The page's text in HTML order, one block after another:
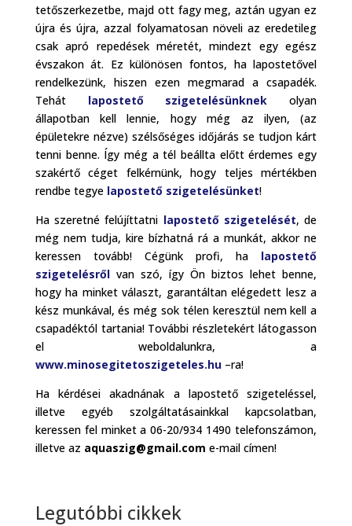
tetőszerkezetbe, majd ott fagy meg, aztán ugyan ez
újra és újra, azzal folyamatosan növeli az eredetileg
csak apró repedések méretét, mindezt egy egész
évszakon át. Ez különösen fontos, ha lapostetővel
rendelkezünk, hiszen ezen megmarad a csapadék.
Tehát lapostető szigetelésünknek olyan
állapotban kell lennie, hogy még az ilyen, (az
épületekre nézve) szélsőséges időjárás se tudjon kárt
tenni benne. Így még a tél beállta előtt érdemes egy
szakértő céget felkérnünk, hogy teljes mértékben
rendbe tegye lapostető szigetelésünket!
Ha szeretné felújíttatni lapostető szigetelését, de
még nem tudja, kire bízhatná rá a munkát, akkor ne
keressen tovább! Cégünk profi, ha lapostető
szigetelésrőlvan szó, így Ön biztos lehet benne,
hogy ha minket választ, garantáltan elégedett lesz a
kész munkával, és még sok télen keresztül nem kell a
csapadéktól tartania! További részletekért látogasson
el weboldalunkra, a
www.minosegitetoszigeteles.hu–ra!
Ha kérdései akadnának a lapostető szigeteléssel,
illetve egyéb szolgáltatásainkkal kapcsolatban,
keressen fel minket a 06-20/934 1490 telefonszámon,
illetve az aquaszig@gmail.com e-mail címen!
Legutóbbi cikkek